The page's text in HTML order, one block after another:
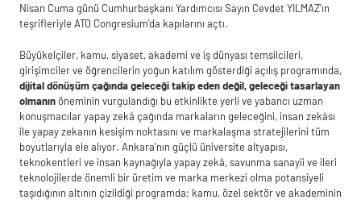
Nisan Cuma günü Cumhurbaşkanı Yardımcısı Sayın Cevdet YILMAZ'ın
teşrifleriyle ATO Congresium'da kapılarını açtı.
Büyükelçiler, kamu, siyaset, akademi ve iş dünyası temsilcileri,
girişimciler ve öğrencilerin yoğun katılım gösterdiği açılış programında,
dijital dönüşüm çağında geleceği takip eden değil, geleceği tasarlayan
olmanınöneminin vurgulandığı bu etkinlikte yerli ve yabancı uzman
konuşmacılar yapay zekâ çağında markaların geleceğini, insan zekâsı
ile yapay zekanın kesişim noktasını ve markalaşma stratejilerini tüm
boyutlarıyla ele alıyor. Ankara'nın güçlü üniversite altyapısı,
teknokentleri ve insan kaynağıyla yapay zekâ, savunma sanayii ve ileri
teknolojilerde önemli bir üretim ve marka merkezi olma potansiyeli
taşıdığının altının çizildiği programda; kamu, özel sektör ve akademinin